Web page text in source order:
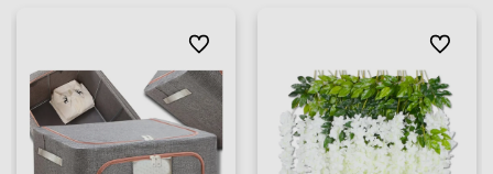
Do ulubionych Do